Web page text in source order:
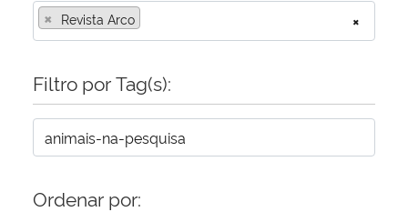
Secretaria-Geral
Secretaria de Governo
Gabinete de Segurança Institucional
×
× Revista Arco
Filtro por Tag(s):
Ordenar por: